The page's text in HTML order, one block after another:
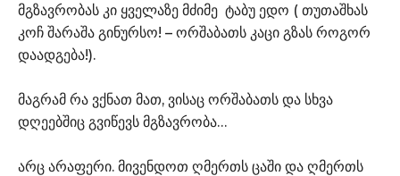
მგზავრობას კი ყველაზე მძიმე ტაბუ ედო ( თუთაშხას
კოჩ შარაშა გინურსო! – ორშაბათს კაცი გზას როგორ
დაადგება!).
მაგრამ რა ვქნათ მათ, ვისაც ორშაბათს და სხვა
დღეებშიც გვიწევს მგზავრობა…
არც არაფერი. მივენდოთ ღმერთს ცაში და ღმერთს